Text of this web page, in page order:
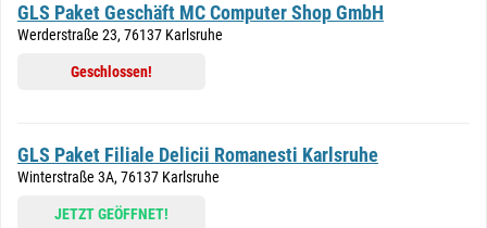
GLS Paket Geschäft MC Computer Shop GmbH
Werderstraße 23, 76137 Karlsruhe
Geschlossen!
GLS Paket Filiale Delicii Romanesti Karlsruhe
Winterstraße 3A, 76137 Karlsruhe
JETZT GEÖFFNET!